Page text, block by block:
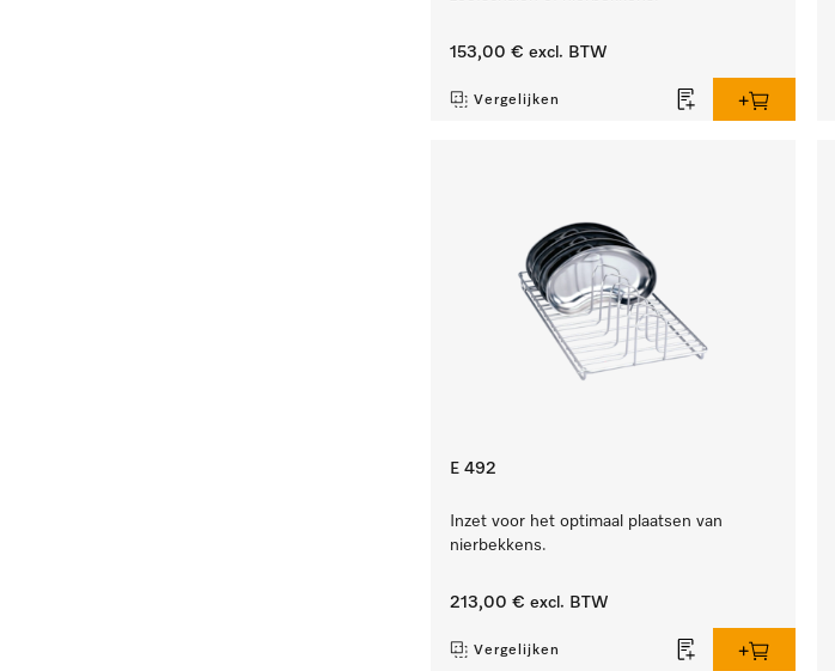
153,00 € excl. BTW
Vergelijken
E 492
Inzet voor het optimaal plaatsen van
nierbekkens.
213,00 € excl. BTW
Vergelijken